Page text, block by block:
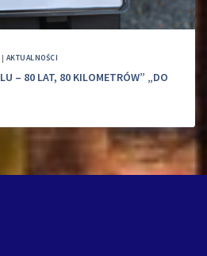
| AKTUALNOŚCI
– 80 LAT, 80 KILOMETRÓW” „DO